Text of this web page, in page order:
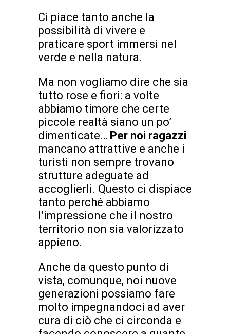
Ci piace tanto anche la
possibilità di vivere e
praticare sport immersi nel
verde e nella natura.
Ma non vogliamo dire che sia
tutto rose e fiori: a volte
abbiamo timore che certe
piccole realtà siano un po’
dimenticate… Per noi ragazzi
mancano attrattive e anche i
turisti non sempre trovano
strutture adeguate ad
accoglierli. Questo ci dispiace
tanto perché abbiamo
l’impressione che il nostro
territorio non sia valorizzato
appieno.
Anche da questo punto di
vista, comunque, noi nuove
generazioni possiamo fare
molto impegnandoci ad aver
cura di ciò che ci circonda e